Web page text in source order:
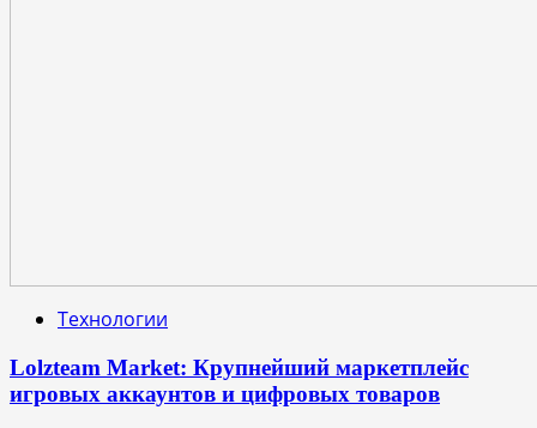
Технологии
Lolzteam Market: Крупнейший маркетплейс
игровых аккаунтов и цифровых товаров